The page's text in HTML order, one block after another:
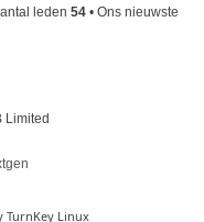
leden 54 • Ons nieuwste
Limited
TurnKey Linux